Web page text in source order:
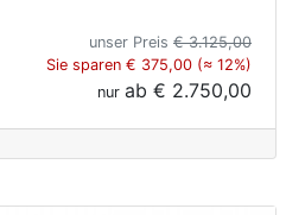
unser Preis € 3.125,00
Sie sparen € 375,00 (≈ 12%)
nur ab € 2.750,00